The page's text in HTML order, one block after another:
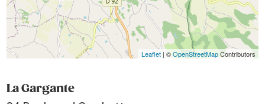
Leaflet| ©OpenStreetMapContributors
La Gargante